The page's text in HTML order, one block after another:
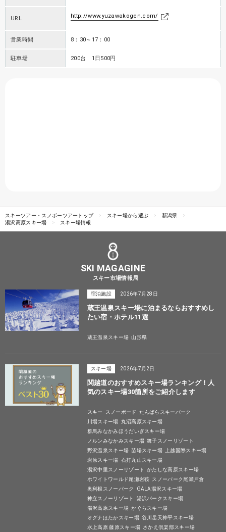
URL http://www.yuzawakogen.com/
営業時間 8：30～17：00
駐車場 200台 1日500円
スキーツアー・スノボーツアートップ スキー場から選ぶ
新潟県
湯沢高原スキー場
スキー場情報
SKI MAGAGINE
スキー市場情報局
宿泊施設 2026年7月28日
蔵王温泉スキー場に泊まるならおすすめし
たい宿・ホテル11選
蔵王温泉スキー場 山形県
スキー場 2026年7月2日
関越道のおすすめスキー場ランキング！人
気のスキー場30箇所をご紹介します
スキー スノーボード
たんばらスキーパーク
川場スキー場
丸沼高原スキー場
群馬みなかみほうだいぎスキー場
ノルンみなかみスキー場 舞子スノーリゾート
野沢温泉スキー場 苗場スキー場
上越国際スキー場
岩原スキー場 石打丸山スキー場
湯沢中里スノーリゾート
かたしな高原スキー場
ホワイトワールド尾瀬岩鞍 スノーパーク尾瀬戸倉
奥利根スノーパーク
GALA湯沢スキー場
神立スノーリゾート
湯沢パークスキー場
湯沢高原スキー場 かぐらスキー場
オグナほたかスキー場 谷川岳天神平スキー場
水上高原 藤原スキー場 さかえ倶楽部スキー場